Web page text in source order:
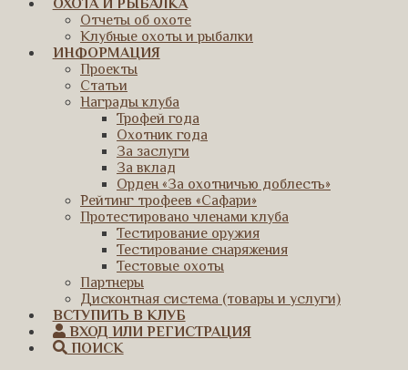
ОХОТА И РЫБАЛКА
Отчеты об охоте
Клубные охоты и рыбалки
ИНФОРМАЦИЯ
Проекты
Статьи
Награды клуба
Трофей года
Охотник года
За заслуги
За вклад
Орден «За охотничью доблесть»
Рейтинг трофеев «Сафари»
Протестировано членами клуба
Тестирование оружия
Тестирование снаряжения
Тестовые охоты
Партнеры
Дисконтная система (товары и услуги)
ВСТУПИТЬ В КЛУБ
ВХОД ИЛИ РЕГИСТРАЦИЯ
ПОИСК